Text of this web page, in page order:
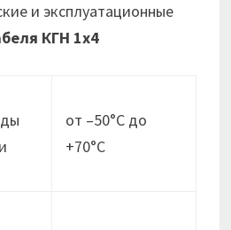
и эксплуатационные
КГН 1х4
от –50°С до
+70°С